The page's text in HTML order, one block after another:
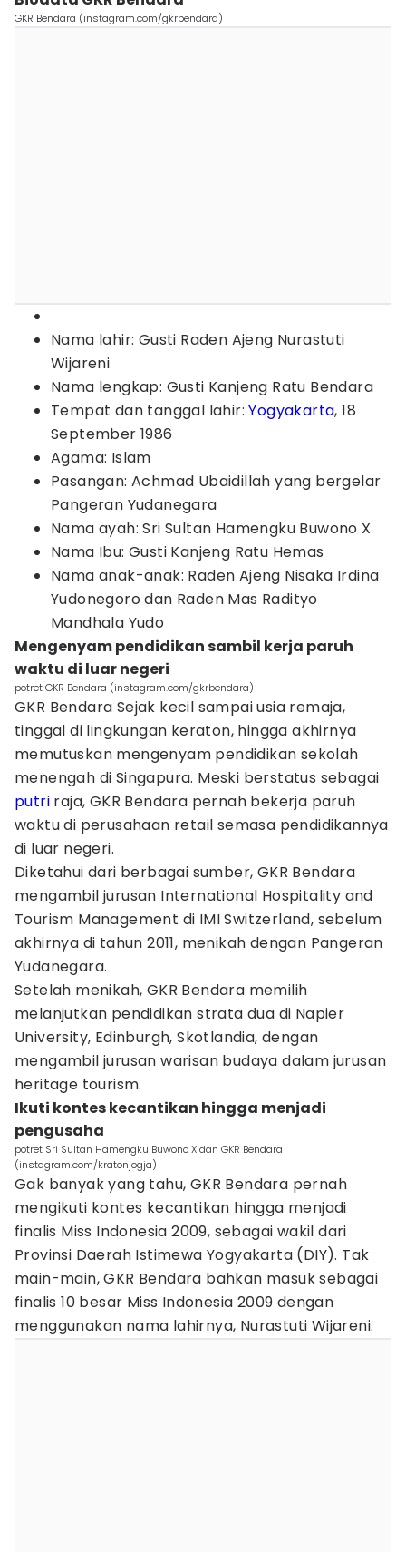
GKR Bendara (instagram.com/gkrbendara)
Nama lahir: Gusti Raden Ajeng Nurastuti
Wijareni
Nama lengkap: Gusti Kanjeng Ratu Bendara
Tempat dan tanggal lahir:Yogyakarta, 18
September 1986
Agama: Islam
Pasangan: Achmad Ubaidillah yang bergelar
Pangeran Yudanegara
Nama ayah: Sri Sultan Hamengku Buwono X
Nama Ibu: Gusti Kanjeng Ratu Hemas
Nama anak-anak: Raden Ajeng Nisaka Irdina
Yudonegoro dan Raden Mas Radityo
Mandhala Yudo
Mengenyam pendidikan sambil kerja paruh
waktu di luar negeri
potret GKR Bendara (instagram.com/gkrbendara)
GKR Bendara Sejak kecil sampai usia remaja,
tinggal di lingkungan keraton, hingga akhirnya
memutuskan mengenyam pendidikan sekolah
menengah di Singapura. Meski berstatus sebagai
putri raja, GKR Bendara pernah bekerja paruh
waktu di perusahaan retail semasa pendidikannya
di luar negeri.
Diketahui dari berbagai sumber, GKR Bendara
mengambil jurusan International Hospitality and
Tourism Management di IMI Switzerland, sebelum
akhirnya di tahun 2011, menikah dengan Pangeran
Yudanegara.
Setelah menikah, GKR Bendara memilih
melanjutkan pendidikan strata dua di Napier
University, Edinburgh, Skotlandia, dengan
mengambil jurusan warisan budaya dalam jurusan
heritage tourism.
Ikuti kontes kecantikan hingga menjadi
pengusaha
potret Sri Sultan Hamengku Buwono X dan GKR Bendara
(instagram.com/kratonjogja)
Gak banyak yang tahu, GKR Bendara pernah
mengikuti kontes kecantikan hingga menjadi
finalis Miss Indonesia 2009, sebagai wakil dari
Provinsi Daerah Istimewa Yogyakarta (DIY). Tak
main-main, GKR Bendara bahkan masuk sebagai
finalis 10 besar Miss Indonesia 2009 dengan
menggunakan nama lahirnya, Nurastuti Wijareni.